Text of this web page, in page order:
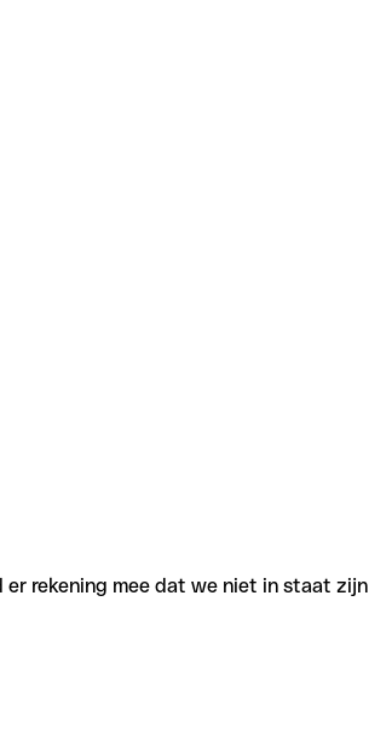
rekening mee dat we niet in staat zijn